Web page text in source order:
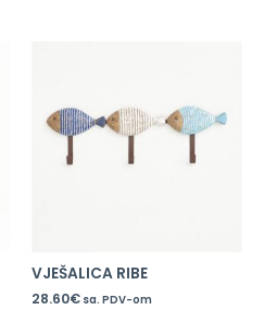
VJEŠALICA RIBE
28.60€ sa. PDV-om